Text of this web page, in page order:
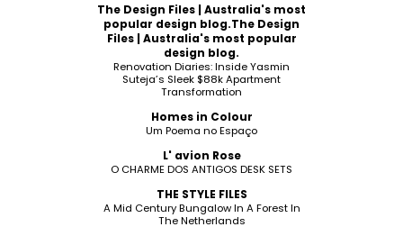
The Design Files | Australia's most
popular design blog.The Design
Files | Australia's most popular
design blog.
Renovation Diaries: Inside Yasmin
Suteja’s Sleek $88k Apartment
Transformation
Homes in Colour
Um Poema no Espaço
L' avion Rose
O CHARME DOS ANTIGOS DESK SETS
THE STYLE FILES
A Mid Century Bungalow In A Forest In
The Netherlands